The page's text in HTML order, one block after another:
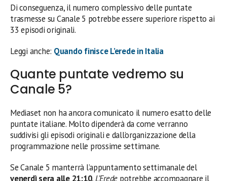
Di conseguenza, il numero complessivo delle puntate
trasmesse su Canale 5 potrebbe essere superiore rispetto ai
33 episodi originali.
Leggi anche: Quando finisce L’erede in Italia
Quante puntate vedremo su
Canale 5?
Mediaset non ha ancora comunicato il numero esatto delle
puntate italiane. Molto dipenderà da come verranno
suddivisi gli episodi originali e dall’organizzazione della
programmazione nelle prossime settimane.
Se Canale 5 manterrà l’appuntamento settimanale del
venerdì sera alle 21:10,L’Erede potrebbe accompagnare il